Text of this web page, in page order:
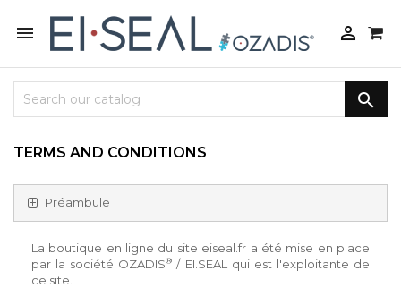
 

TERMS AND CONDITIONS
Préambule
La boutique en ligne du site eiseal.fr a été mise en place
par la société OZADIS® / EI.SEAL qui est l'exploitante de
ce site.